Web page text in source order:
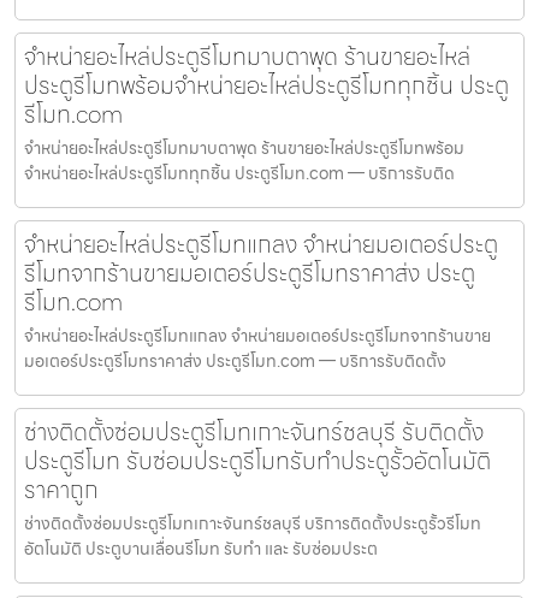
จำหน่ายอะไหล่ประตูรีโมทมาบตาพุด ร้านขายอะไหล่
ประตูรีโมทพร้อมจำหน่ายอะไหล่ประตูรีโมททุกชิ้น ประตู
รีโมท.com
จำหน่ายอะไหล่ประตูรีโมทมาบตาพุด ร้านขายอะไหล่ประตูรีโมทพร้อม
จำหน่ายอะไหล่ประตูรีโมททุกชิ้น ประตูรีโมท.com — บริการรับติด
จำหน่ายอะไหล่ประตูรีโมทแกลง จำหน่ายมอเตอร์ประตู
รีโมทจากร้านขายมอเตอร์ประตูรีโมทราคาส่ง ประตู
รีโมท.com
จำหน่ายอะไหล่ประตูรีโมทแกลง จำหน่ายมอเตอร์ประตูรีโมทจากร้านขาย
มอเตอร์ประตูรีโมทราคาส่ง ประตูรีโมท.com — บริการรับติดตั้ง
ช่างติดตั้งซ่อมประตูรีโมทเกาะจันทร์ชลบุรี รับติดตั้ง
ประตูรีโมท รับซ่อมประตูรีโมทรับทำประตูรั้วอัตโนมัติ
ราคาถูก
ช่างติดตั้งซ่อมประตูรีโมทเกาะจันทร์ชลบุรี บริการติดตั้งประตูรั้วรีโมท
อัตโนมัติ ประตูบานเลื่อนรีโมท รับทำ และ รับซ่อมประต